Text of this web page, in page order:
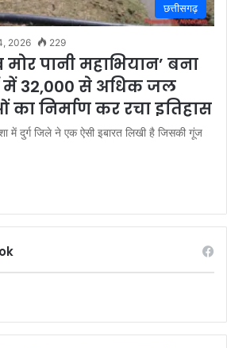
छत्तीसगढ़
2026 229
मोर पानी महाभियान’ बना
में 32,000 से अधिक जल
निर्माण कर रचा इतिहास
में दुर्ग जिले ने एक ऐसी इबारत लिखी है जिसकी गूंज